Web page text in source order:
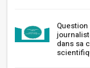
dans sa